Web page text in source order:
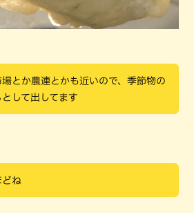
とか農連とかも近いので、季節物の
として出してます
どね